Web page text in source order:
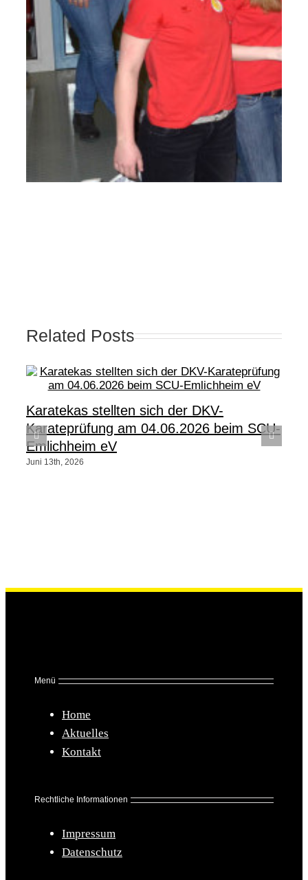
Related Posts
Karatekas stellten sich der DKV-
Karateprüfung am 04.06.2026 beim SCU-
Emlichheim eV
Juni 13th, 2026
Menü
Home
Aktuelles
Kontakt
Rechtliche Informationen
Impressum
Datenschutz